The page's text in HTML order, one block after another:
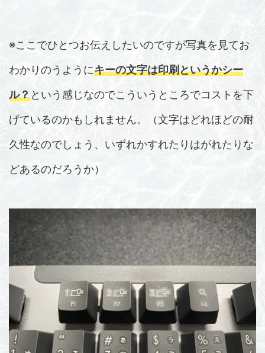
※ここでひとつお伝えしたいのですが写真を見てお
わかりのうようにキーの文字は印刷というかシー
ル？という感じなのでこういうところでコストを下
げているのかもしれません。（文字はどれほどの耐
久性なのでしょう、いずれかすれたりはがれたりな
どあるのだろうか）